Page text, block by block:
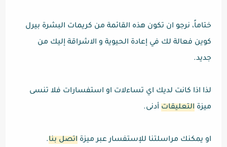
ختاماً، نرجو ان تكون هذه القائمة من كريمات البشرة بيرل
كوين فعالة لك في إعادة الحيوية و الاشراقة إليك من
جديد.
لذا اذا كانت لديك اي تساءلات او استفسارات فلا تنسى
ميزة التعليقات أدنى.
او يمكنك مراسلتنا للإستفسار عبر ميزة اتصل بنا.